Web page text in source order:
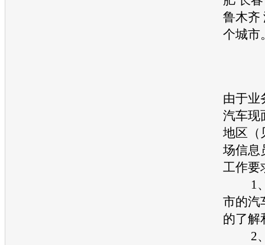
鲁木齐
个城市
由于业
汽车现
地区（
场信息
工作要
1、
市的汽
的了解
2、